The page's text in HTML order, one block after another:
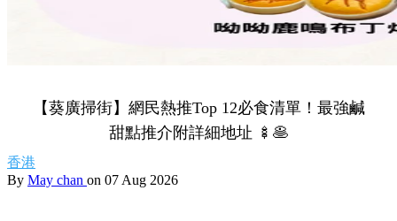
【葵廣掃街】網民熱推Top 12必食清單！最強鹹
甜點推介附詳細地址 🍢🥞
香港
By May chan on 07 Aug 2026